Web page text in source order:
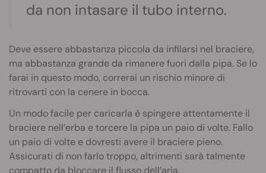
da non intasare il tubo interno.
Deve essere abbastanza piccola da infilarsi nel braciere,
ma abbastanza grande da rimanere fuori dalla pipa. Se lo
farai in questo modo, correrai un rischio minore di
ritrovarti con la cenere in bocca.
Un modo facile per caricarla è spingere attentamente il
braciere nell’erba e torcere la pipa un paio di volte. Fallo
un paio di volte e dovresti avere il braciere pieno.
Assicurati di non farlo troppo, altrimenti sarà talmente
compatto da bloccare il flusso dell’aria.